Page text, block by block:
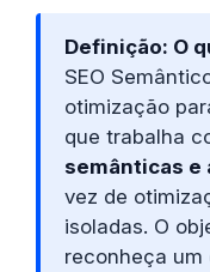
Definição: O
SEO
otimização
que trabalha
semânticas e
vez de
isoladas. O
reconheça um